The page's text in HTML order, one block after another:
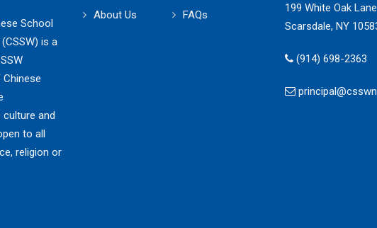
School
is a
and
to all
religion or
About Us
FAQs
199 White Oak Lane
Scarsdale, NY
(914) 698-2363